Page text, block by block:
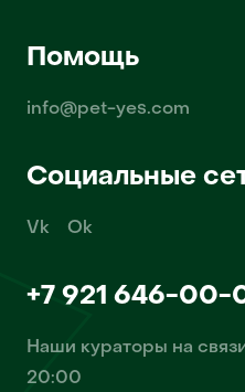
Помощь
info@pet-yes.com
Социальные
Vk Ok
+7 921 646-00-
Наши кураторы на
20:00